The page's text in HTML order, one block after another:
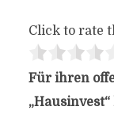
Click to rate
Für ihren